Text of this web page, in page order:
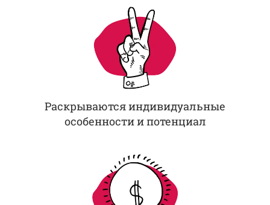
Раскрываются индивидуальные
особенности и потенциал